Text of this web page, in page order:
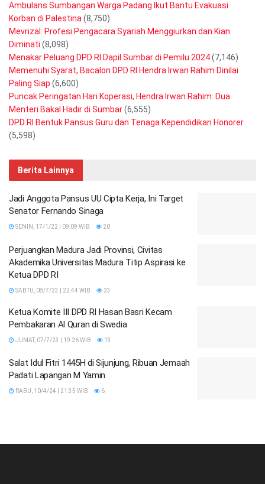
Ambulans Sumbangan Warga Padang Ikut Bantu Evakuasi
Korban di Palestina(8,750)
Mevrizal: Profesi Pengacara Syariah Menggiurkan dan Kian
Diminati (8,098)
Menakar Peluang DPD RI Dapil Sumbar di Pemilu 2024(7,146)
Memenuhi Syarat, Bacalon DPD RI Hendra Irwan Rahim Dinilai
Paling Siap (6,600)
Puncak Peringatan Hari Koperasi, Hendra Irwan Rahim: Dua
Menteri Bakal Hadir di Sumbar(6,555)
DPD RI Bentuk Pansus Guru dan Tenaga Kependidikan Honorer
(5,598)
Berita Lainnya
Jadi Anggota Pansus UU Cipta Kerja, Ini Target
Senator Fernando Sinaga
SENIN, 17/1/22 | 09:09 WIB 20
Perjuangkan Madura Jadi Provinsi, Civitas
Akademika Universitas Madura Titip Aspirasi ke
Ketua DPD RI
SABTU, 08/7/23 | 22:44 WIB 23
Ketua Komite III DPD RI Hasan Basri Kecam
Pembakaran Al Quran di Swedia
JUMAT, 07/7/23 | 19:26 WIB 13
Salat Idul Fitri 1445H di Sijunjung, Ribuan Jemaah
Padati Lapangan M Yamin
RABU, 10/4/24 | 21:35 WIB 6